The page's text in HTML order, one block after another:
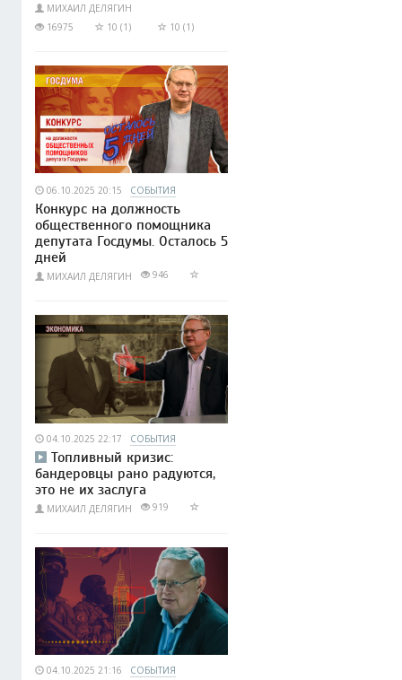
МИХАИЛ ДЕЛЯГИН
16975
10 (1) 10 (1)
06.10.2025 20:15 СОБЫТИЯ
Конкурс на должность
общественного помощника
депутата Госдумы. Осталось 5
дней
МИХАИЛ ДЕЛЯГИН 946
04.10.2025 22:17 СОБЫТИЯ
Топливный кризис:
бандеровцы рано радуются,
это не их заслуга
МИХАИЛ ДЕЛЯГИН 919
04.10.2025 21:16 СОБЫТИЯ